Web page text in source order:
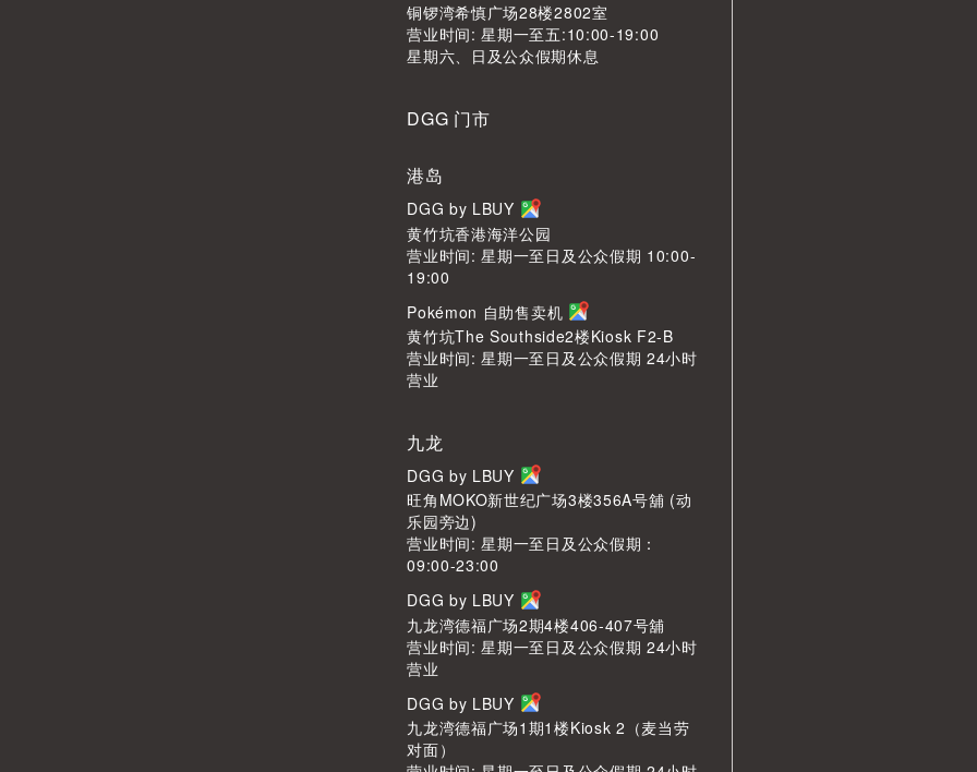
铜锣湾希慎广场28楼2802室
营业时间: 星期一至五:10:00-19:00
星期六、日及公众假期休息
DGG 门市
港岛
DGG by LBUY
黄竹坑香港海洋公园
营业时间: 星期一至日及公众假期 10:00-
19:00
Pokémon 自助售卖机
黄竹坑The Southside2楼Kiosk F2-B
营业时间: 星期一至日及公众假期 24小时
营业
九龙
DGG by LBUY
旺角MOKO新世纪广场3楼356A号舖 (动
乐园旁边)
营业时间: 星期一至日及公众假期：
09:00-23:00
DGG by LBUY
九龙湾德福广场2期4楼406-407号舖
营业时间: 星期一至日及公众假期 24小时
营业
DGG by LBUY
九龙湾德福广场1期1楼Kiosk 2（麦当劳
对面）